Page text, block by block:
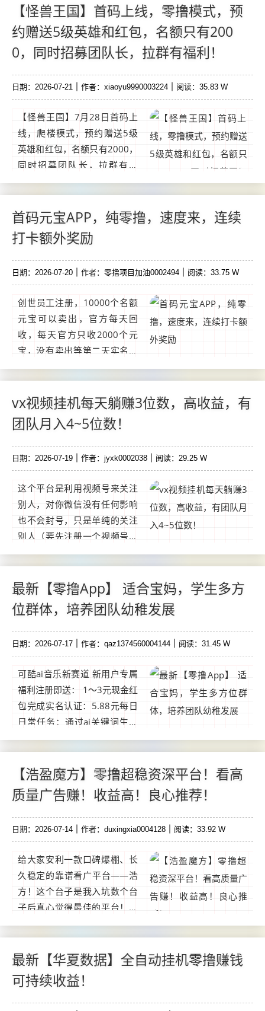
始预计10米1个。萌动日记每
天看7个广告。...
【怪兽王国】首码上线，零撸模式，预
约赠送5级英雄和红包，名额只有200
0，同时招募团队长，拉群有福利！
日期：2026-07-21 作者：xiaoyu9990003224 阅读：35.83 W
【怪兽王国】7月28日首码上
线，爬楼模式，预约赠送5级
英雄和红包，名额只有2000，
同时招募团队长，拉群有福
利！怪兽王国基本玩法1、注
册预约报名获得英雄，升级英
雄获得润点，英雄探险获得CM
K。...
首码元宝APP，纯零撸，速度来，连续
打卡额外奖励
日期：2026-07-20 作者：零撸项目加油0002494 阅读：33.75 W
创世员工注册，10000个名额
元宝可以卖出，官方每天回
收，每天官方只收2000个元
宝，没有卖出等第二天实名认
证：18-70IP限制：一机一号
一网络连续打卡额外奖励：邀
请码 CKQZV提先限制：10米
收益。...
vx视频挂机每天躺赚3位数，高收益，有
团队月入4~5位数！
日期：2026-07-19 作者：jyxk0002038 阅读：29.25 W
这个平台是利用视频号来关注
别人，对你微信没有任何影响
也不会封号，只是单纯的关注
别人（要先注册一个视频号）
可以直接拿小号操作，因为是
绿色项目任何号都可以，多号
可同时批量挂平台里有详细教
程攻略。...
最新【零撸App】 适合宝妈，学生多方
位群体，培养团队幼稚发展
日期：2026-07-17 作者：qaz1374560004144 阅读：31.45 W
可酷ai音乐新赛道 新用户专属
福利注册即送： 1～3元现金红
包完成实名认证：5.88元每日
日常任务：通过ai关键词生成
发布音乐作品，可获得1.88～
188.88现金参与线上会议学
习：奖励3元👥 推广与团队奖
励直推奖励。...
【浩盈魔方】零撸超稳资深平台！看高
质量广告赚！收益高！良心推荐！
日期：2026-07-14 作者：duxingxia0004128 阅读：33.92 W
给大家安利一款口碑爆棚、长
久稳定的靠谱看广平台——浩
方！这个台子是我入坑数个台
子后真心觉得最佳的平台！没
有之一！它和其它鱼龙混杂的
台子最大的区别就是广告质量
非常高，只要用点心养好机，
开包金币特别给力！...
最新【华夏数据】全自动挂机零撸赚钱
可持续收益！